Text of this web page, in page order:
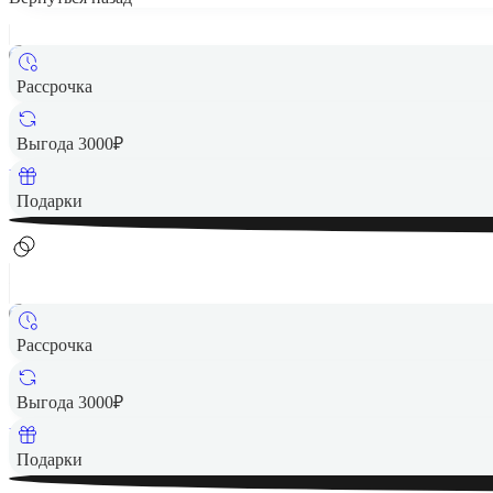
Рассрочка
Выгода 3000₽
Подарки
9 490 ₽
Вернем до
Рассрочка
Выгода 3000₽
Подарки
10 490 ₽
Вернем до